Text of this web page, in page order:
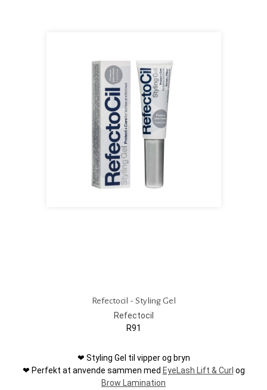
Refectocil - Styling Gel
Refectocil
R91
❤ Styling Gel til vipper og bryn
❤ Perfekt at anvende sammen med EyeLash Lift & Curl og
Brow Lamination